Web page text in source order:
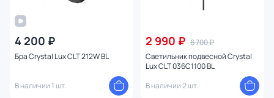
4 200 ₽
Бра Crystal Lux CLT 212W BL
В наличии 1 шт.
2 990 ₽ 6 700 ₽
Светильник подвесной Crystal
Lux CLT 036C1100 BL
В наличии 2 шт.